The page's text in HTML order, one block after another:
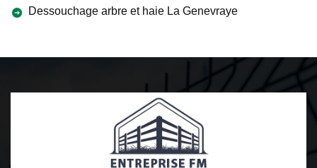
Dessouchage arbre et haie La Genevraye